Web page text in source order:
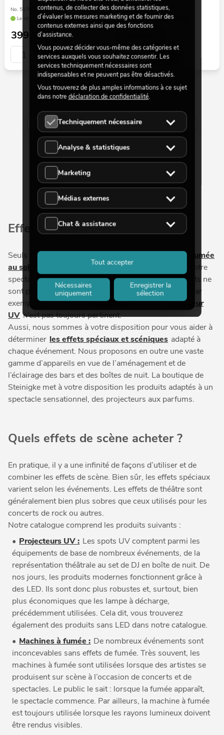
No. 51701951
Le stock suffit pour env. 9 semaines.
399,00€
No. 51707820
Le stock suffit pour env. 12
semaines.
30 par 654
Afficher plus
Effets de scène
Seuls de bons effets de scène comme l’éclairage,la fumée
au sol
la lumière stroboscopique
permettent à votre
spectacle de faire tout son effet. Cela dit, tous les effets ne
sont pas adaptés à n’importe quelle représentation. Par
exemple, l’usage d’unstroboscopeou d’unprojecteur
UV n’est pas toujours pertinent.
Aussi, nous sommes à votre disposition pour vous aider à
déterminer les effets spéciaux et scéniques adapté à
chaque événement. Nous proposons en outre une vaste
gamme d’appareils en vue de l’aménagement et de
l’éclairage des bars et des boîtes de nuit. La boutique de
Steinigke met à votre disposition les produits adaptés à un
spectacle sensationnel, des projecteurs aux parfums.
Quels effets de scène acheter ?
En pratique, il y a une infinité de façons d’utiliser et de
combiner les effets de scène. Bien sûr, les effets spéciaux
varient selon les événements. Les effets de théâtre sont
généralement bien plus sobres que ceux utilisés pour les
concerts de rock ou autres.
Notre catalogue comprend les produits suivants :
• Projecteurs UV : Les spots UV comptent parmi les
équipements de base de nombreux événements, de la
représentation théâtrale au set de DJ en boîte de nuit. De
nos jours, les produits modernes fonctionnent grâce à
des LED. Ils sont donc plus robustes et, surtout, bien
plus économiques que les lampe à décharge,
précédemment utilisées. Cela dit, vous trouverez
également des produits sans LED dans notre catalogue.
• Machines à fumée : De nombreux événements sont
inconcevables sans effets de fumée. Très souvent, les
machines à fumée sont utilisées lorsque des artistes se
produisent sur scène à l’occasion de concerts et de
spectacles. Le public le sait : lorsque la fumée apparaît,
le spectacle commence. Par ailleurs, la machine à fumée
est toujours utilisée lorsque les rayons lumineux doivent
être rendus visibles.
contenus, de collecter des données statistiques,
d’évaluer les mesures marketing et de fournir des
contenus externes ainsi que des fonctions
d’assistance.
Vous pouvez décider vous-même des catégories et
services auxquels vous souhaitez consentir. Les
services techniquement nécessaires sont
indispensables et ne peuvent pas être désactivés.
Vous trouverez de plus amples informations à ce sujet
dans notre déclaration de confidentialité.
Techniquement nécessaire
Analyse & statistiques
Marketing
Médias externes
Chat & assistance
Nécessaires
uniquement
Enregistrer la
sélection
Tout accepter